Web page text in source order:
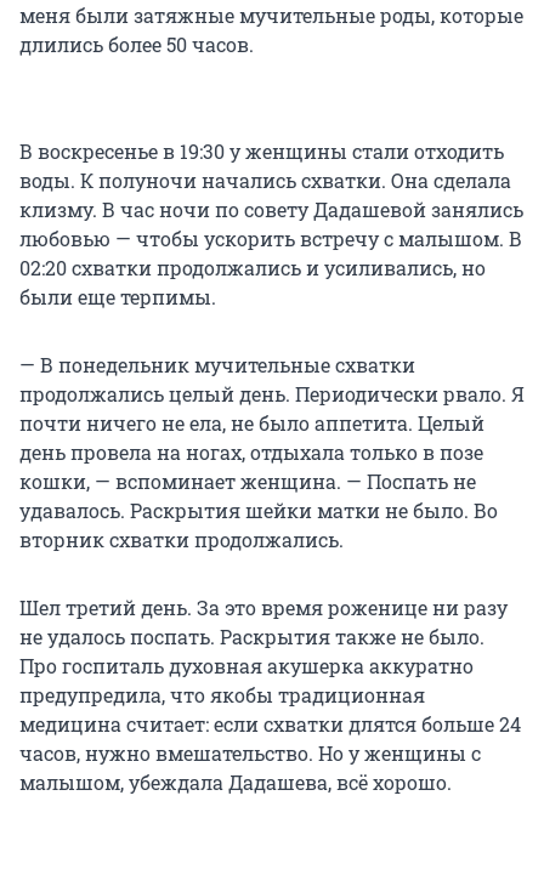
меня были затяжные мучительные роды, которые
длились более 50 часов.
В воскресенье в 19:30 у женщины стали отходить
воды. К полуночи начались схватки. Она сделала
клизму. В час ночи по совету Дадашевой занялись
любовью — чтобы ускорить встречу с малышом. В
02:20 схватки продолжались и усиливались, но
были еще терпимы.
— В понедельник мучительные схватки
продолжались целый день. Периодически рвало. Я
почти ничего не ела, не было аппетита. Целый
день провела на ногах, отдыхала только в позе
кошки, — вспоминает женщина. — Поспать не
удавалось. Раскрытия шейки матки не было. Во
вторник схватки продолжались.
Шел третий день. За это время роженице ни разу
не удалось поспать. Раскрытия также не было.
Про госпиталь духовная акушерка аккуратно
предупредила, что якобы традиционная
медицина считает: если схватки длятся больше 24
часов, нужно вмешательство. Но у женщины с
малышом, убеждала Дадашева, всё хорошо.